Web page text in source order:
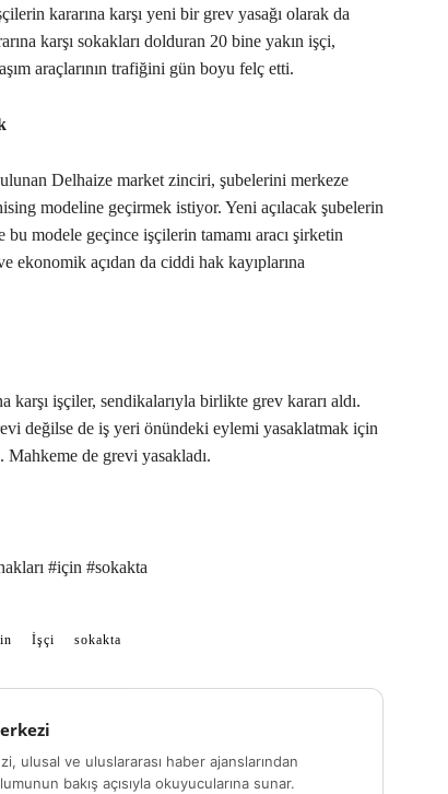
kararına karşı yeni bir grev yasağı olarak da
karşı sokakları dolduran 20 bine yakın işçi,
araçlarının trafiğini gün boyu felç etti.
Delhaize market zinciri, şubelerini merkeze
modeline geçirmek istiyor. Yeni açılacak şubelerin
bu modele geçince işçilerin tamamı aracı şirketin
ekonomik açıdan da ciddi hak kayıplarına
karşı işçiler, sendikalarıyla birlikte grev kararı aldı.
değilse de iş yeri önündeki eylemi yasaklatmak için
de grevi yasakladı.
#için #sokakta
İşçi sokakta
ulusal ve uluslararası haber ajanslarından
bakış açısıyla okuyucularına sunar.